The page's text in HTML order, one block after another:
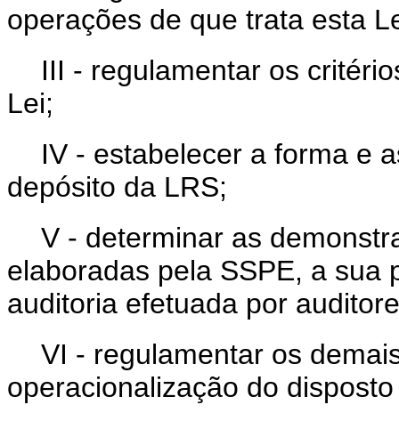
operações de que trata esta
III - regulamentar os
Lei;
IV - estabelecer a forma e
depósito da LRS;
V - determinar as
elaboradas pela SSPE, a sua
auditoria efetuada por
VI - regulamentar os
operacionalização do